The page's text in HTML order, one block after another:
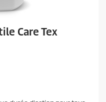
Care Tex